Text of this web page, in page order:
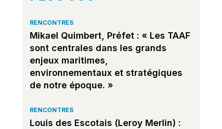
RENCONTRES
Mikael Quimbert, Préfet : « Les TAAF
sont centrales dans les grands
enjeux maritimes,
environnementaux et stratégiques
de notre époque. »
RENCONTRES
Louis des Escotais (Leroy Merlin) :